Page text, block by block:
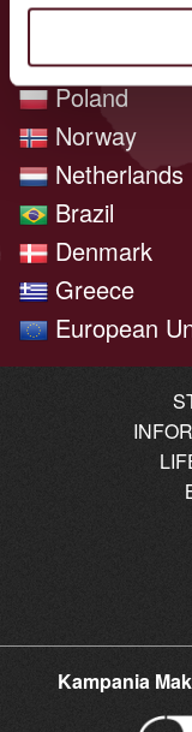
Portugal
Spain
Poland
Norway
Netherlands
Brazil
Denmark
Greece
European
Kampania